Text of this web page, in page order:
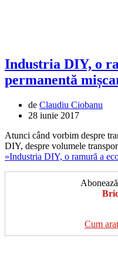
Industria DIY, o
permanentă
de Claudiu Ciobanu
28 iunie 2017
Atunci când vorbim despre
DIY, despre volumele
»Industria DIY, o ramură a
Cum